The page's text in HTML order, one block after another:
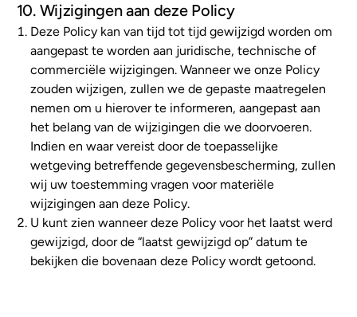
10. Wijzigingen aan deze Policy
Deze Policy kan van tijd tot tijd gewijzigd worden om
aangepast te worden aan juridische, technische of
commerciële wijzigingen. Wanneer we onze Policy
zouden wijzigen, zullen we de gepaste maatregelen
nemen om u hierover te informeren, aangepast aan
het belang van de wijzigingen die we doorvoeren.
Indien en waar vereist door de toepasselijke
wetgeving betreffende gegevensbescherming, zullen
wij uw toestemming vragen voor materiële
wijzigingen aan deze Policy.
U kunt zien wanneer deze Policy voor het laatst werd
gewijzigd, door de “laatst gewijzigd op” datum te
bekijken die bovenaan deze Policy wordt getoond.